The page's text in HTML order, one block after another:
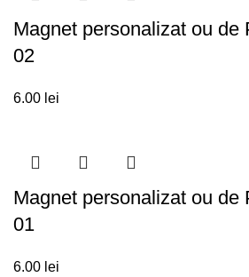
Magnet personalizat ou de
02
6.00 lei
Magnet personalizat ou de
01
6.00 lei